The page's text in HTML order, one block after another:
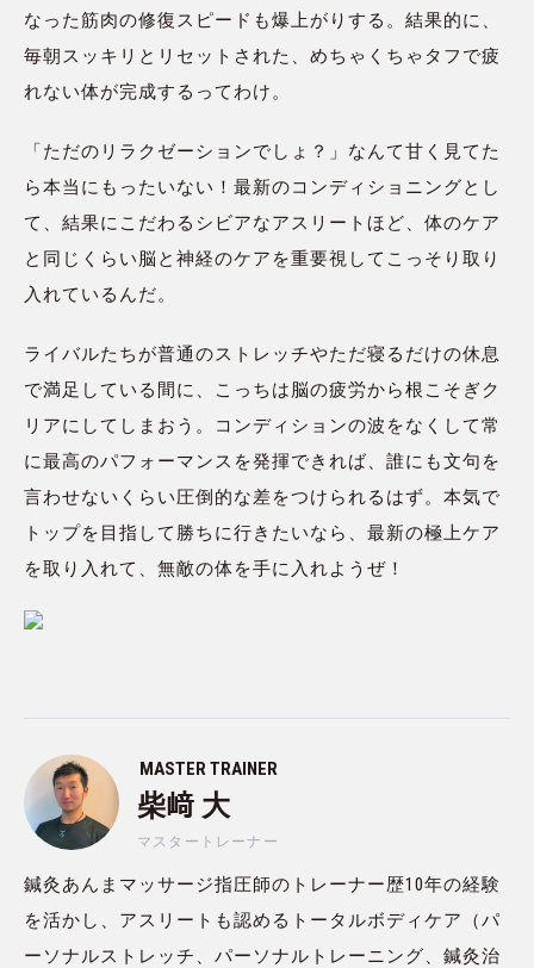
なった筋肉の修復スピードも爆上がりする。結果的に、
毎朝スッキリとリセットされた、めちゃくちゃタフで疲
れない体が完成するってわけ。
「ただのリラクゼーションでしょ？」なんて甘く見てた
ら本当にもったいない！最新のコンディショニングとし
て、結果にこだわるシビアなアスリートほど、体のケア
と同じくらい脳と神経のケアを重要視してこっそり取り
入れているんだ。
ライバルたちが普通のストレッチやただ寝るだけの休息
で満足している間に、こっちは脳の疲労から根こそぎク
リアにしてしまおう。コンディションの波をなくして常
に最高のパフォーマンスを発揮できれば、誰にも文句を
言わせないくらい圧倒的な差をつけられるはず。本気で
トップを目指して勝ちに行きたいなら、最新の極上ケア
を取り入れて、無敵の体を手に入れようぜ！
MASTER TRAINER
柴﨑 大
マスタートレーナー
鍼灸あんまマッサージ指圧師のトレーナー歴10年の経験
を活かし、アスリートも認めるトータルボディケア（パ
ーソナルストレッチ、パーソナルトレーニング、鍼灸治